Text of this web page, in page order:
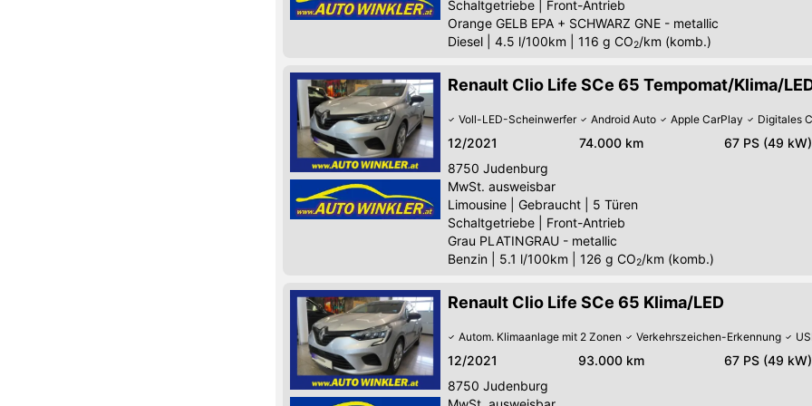
Schaltgetriebe
Front-Antrieb
Orange GELB EPA + SCHWARZ GNE - metallic
Diesel
4.5 l/100km 116 g CO2/km (komb.)
Renault Clio Life SCe 65 Tempomat/Klima/
Voll-LED-Scheinwerfer Android Auto Apple CarPlay Digitales
12/2021 74.000 km 67 PS (49 kW)
8750 Judenburg
MwSt. ausweisbar
Limousine
Gebraucht
5 Türen
Schaltgetriebe
Front-Antrieb
Grau PLATINGRAU - metallic
Benzin
5.1 l/100km 126 g CO2/km (komb.)
Renault Clio Life SCe 65 Klima/LED
Autom. Klimaanlage mit 2 Zonen Verkehrszeichen-Erkennung
12/2021 93.000 km 67 PS (49 kW)
8750 Judenburg